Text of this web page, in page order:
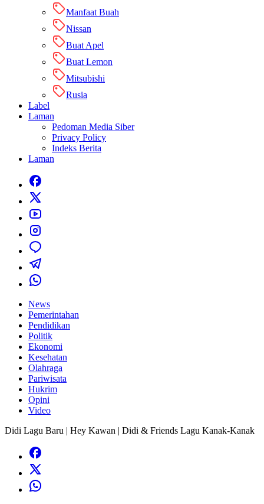
Manfaat Buah
Nissan
Buat Apel
Buat Lemon
Mitsubishi
Rusia
Label
Laman
Pedoman Media Siber
Privacy Policy
Indeks Berita
Laman
News
Pemerintahan
Pendidikan
Politik
Ekonomi
Kesehatan
Olahraga
Pariwisata
Hukrim
Opini
Video
Didi Lagu Baru | Hey Kawan | Didi & Friends Lagu Kanak-Kanak